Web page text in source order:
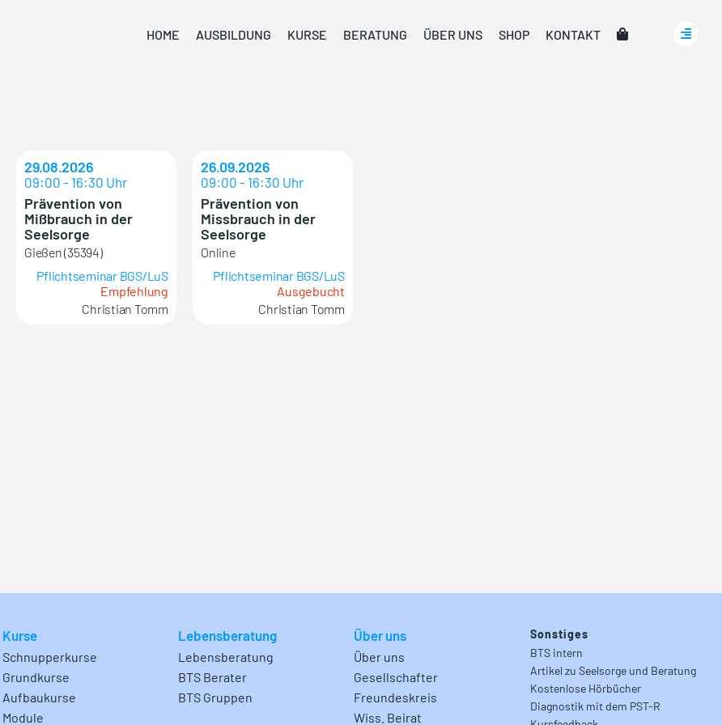
HOME AUSBILDUNG KURSE BERATUNG ÜBER UNS SHOP KONTAKT
29.08.2026
09:00 - 16:30 Uhr
Prävention von
Mißbrauch in der
Seelsorge
Gießen (35394)
Pflichtseminar BGS/LuS
Empfehlung
Christian Tomm
26.09.2026
09:00 - 16:30 Uhr
Prävention von
Missbrauch in der
Seelsorge
Online
Pflichtseminar BGS/LuS
Ausgebucht
Christian Tomm
Kurse
Schnupperkurse
Grundkurse
Aufbaukurse
Module
Lebensberatung
Lebensberatung
BTS Berater
BTS Gruppen
Über uns
Über uns
Gesellschafter
Freundeskreis
Wiss. Beirat
Sonstiges
BTS intern
Artikel zu Seelsorge und Beratung
Kostenlose Hörbücher
Diagnostik mit dem PST-R